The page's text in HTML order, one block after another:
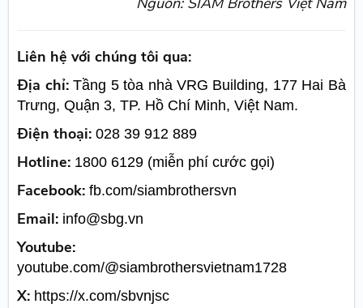
Liên hệ với chúng tôi qua:
Địa chỉ:Tầng 5 tòa nhà VRG Building, 177 Hai Bà
Trưng, Quận 3, TP. Hồ Chí Minh, Việt Nam.
Điện thoại: 028 39 912 889
Hotline: 1800 6129 (miễn phí cước gọi)
Facebook: fb.com/siambrothersvn
Email: info@sbg.vn
Youtube:
youtube.com/@siambrothersvietnam1728
X: https://x.com/sbvnjsc